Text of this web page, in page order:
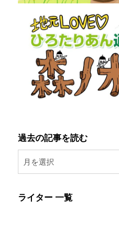
過去の記事を読む
月を選択
ライター 一覧